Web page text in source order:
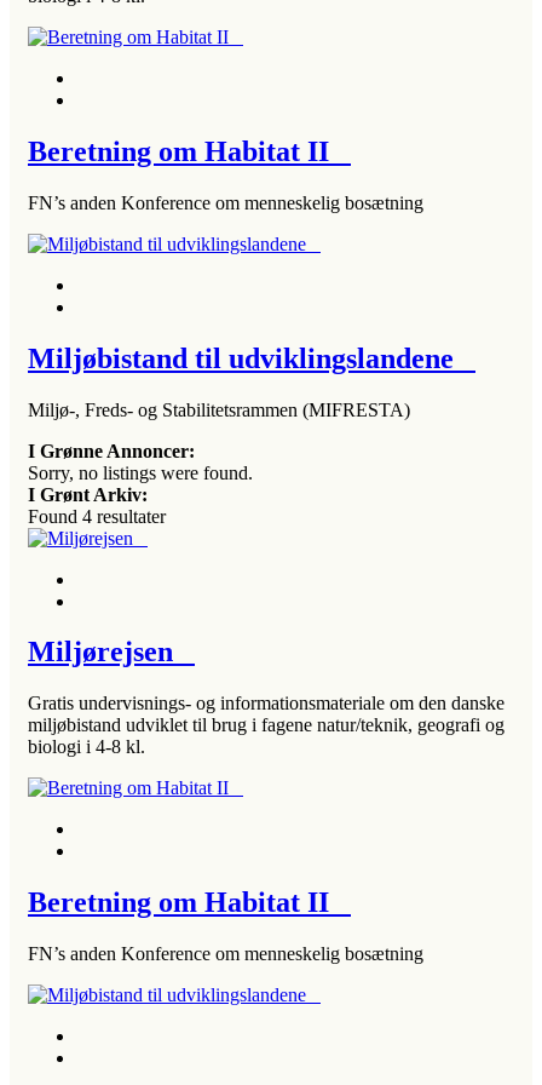
Beretning om Habitat II
FN’s anden Konference om menneskelig bosætning
Miljøbistand til udviklingslandene
Miljø-, Freds- og Stabilitetsrammen (MIFRESTA)
I Grønne Annoncer:
Sorry, no listings were found.
I Grønt Arkiv:
Found 4 resultater
Miljørejsen
Gratis undervisnings- og informationsmateriale om den danske
miljøbistand udviklet til brug i fagene natur/teknik, geografi og
biologi i 4-8 kl.
Beretning om Habitat II
FN’s anden Konference om menneskelig bosætning